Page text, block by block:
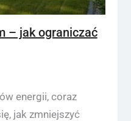
– jak ograniczać
energii, coraz
jak zmniejszyć